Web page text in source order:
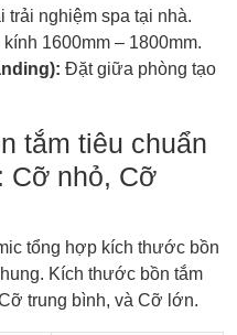
trải nghiệm spa tại nhà.
1600mm – 1800mm.
Đặt giữa phòng tạo
tắm tiêu chuẩn
Cỡ nhỏ, Cỡ
tổng hợp kích thước bồn
Kích thước bồn tắm
trung bình, và Cỡ lớn.